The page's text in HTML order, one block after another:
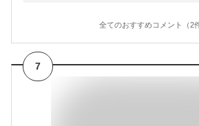
全てのおすすめコメント（2
7